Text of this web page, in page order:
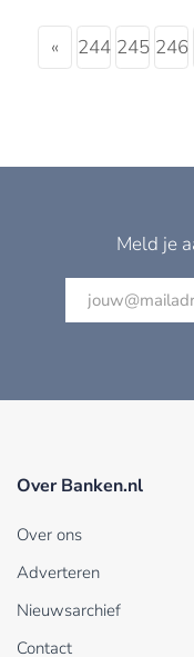
« 244 245 246
Meld je
Over Banken.nl
Over ons
Adverteren
Nieuwsarchief
Contact